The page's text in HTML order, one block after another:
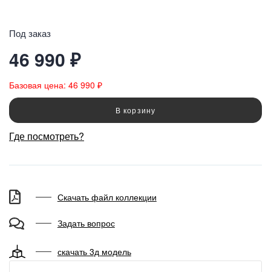
Под заказ
46 990 ₽
Базовая цена: 46 990 ₽
В корзину
Где посмотреть?
Скачать файл коллекции
Задать вопрос
скачать 3д модель